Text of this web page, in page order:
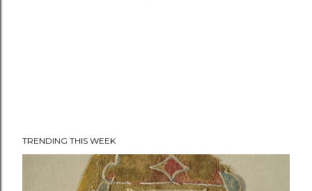
TRENDING THIS WEEK